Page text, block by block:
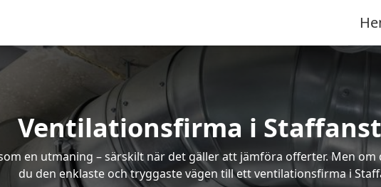
Ventilationsfirma i
en utmaning – särskilt när det gäller att jämföra offerter. Men
du den enklaste och tryggaste vägen till ett ventilationsfirma i